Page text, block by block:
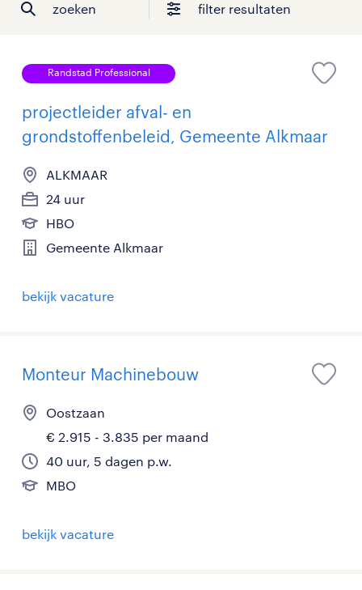
zoeken filter resultaten
Randstad Professional
projectleider afval- en
grondstoffenbeleid, Gemeente Alkmaar
ALKMAAR
24 uur
HBO
Gemeente Alkmaar
bekijk vacature
Monteur Machinebouw
Oostzaan
€ 2.915 - 3.835 per maand
40 uur, 5 dagen p.w.
MBO
bekijk vacature